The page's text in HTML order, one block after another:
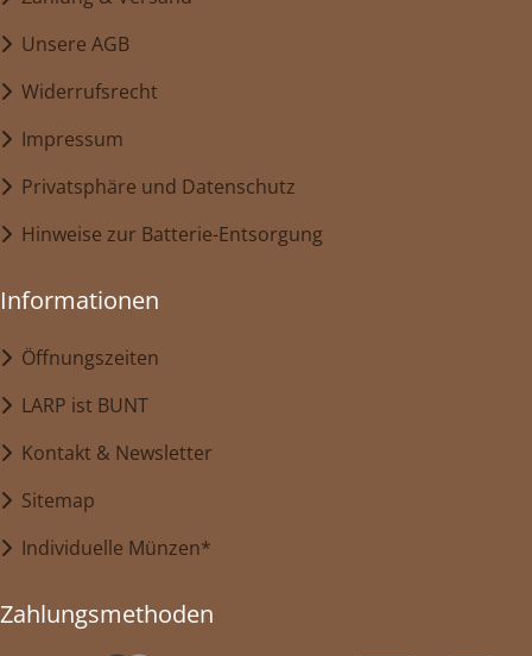
Unsere AGB
Widerrufsrecht
Impressum
Privatsphäre und Datenschutz
Hinweise zur Batterie-Entsorgung
Informationen
Öffnungszeiten
LARP ist BUNT
Kontakt & Newsletter
Sitemap
Individuelle Münzen*
Zahlungsmethoden